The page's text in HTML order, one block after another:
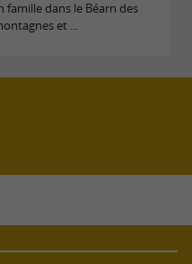
famille dans le Béarn des
et ...